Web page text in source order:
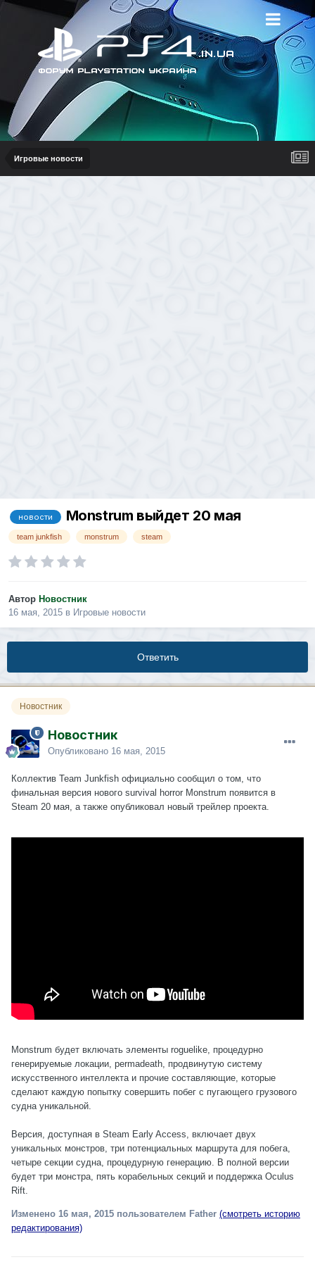
Игровые новости
новости Monstrum выйдет 20 мая
team junkfish monstrum steam
Автор Новостник
16 мая, 2015 в Игровые новости
Ответить
Новостник
Новостник
Опубликовано 16 мая, 2015
Коллектив Team Junkfish официально сообщил о том, что
финальная версия нового survival horror Monstrum появится в
Steam 20 мая, а также опубликовал новый трейлер проекта.
Monstrum будет включать элементы roguelike, процедурно
генерируемые локации, permadeath, продвинутую систему
искусственного интеллекта и прочие составляющие, которые
сделают каждую попытку совершить побег с пугающего грузового
судна уникальной.
Версия, доступная в Steam Early Access, включает двух
уникальных монстров, три потенциальных маршрута для побега,
четыре секции судна, процедурную генерацию. В полной версии
будет три монстра, пять корабельных секций и поддержка Oculus
Rift.
Изменено 16 мая, 2015 пользователем Father (смотреть историю
редактирования)